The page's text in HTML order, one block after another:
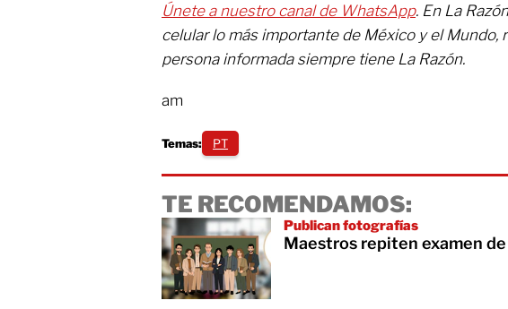
Únete a nuestro canal de WhatsApp. En La
celular lo más importante de México y el Mundo,
persona informada siempre tiene La Razón.
am
Temas: PT
TE RECOMENDAMOS:
Publican fotografías
Maestros repiten examen